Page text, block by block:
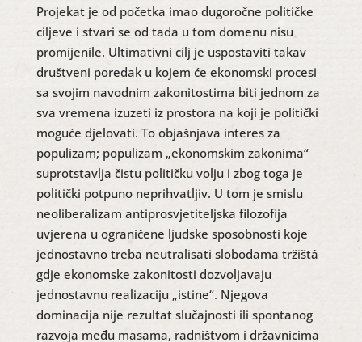
Projekat je od početka imao dugoročne političke
ciljeve i stvari se od tada u tom domenu nisu
promijenile. Ultimativni cilj je uspostaviti takav
društveni poredak u kojem će ekonomski procesi
sa svojim navodnim zakonitostima biti jednom za
sva vremena izuzeti iz prostora na koji je politički
moguće djelovati. To objašnjava interes za
populizam; populizam „ekonomskim zakonima“
suprotstavlja čistu političku volju i zbog toga je
politički potpuno neprihvatljiv. U tom je smislu
neoliberalizam antiprosvjetiteljska filozofija
uvjerena u ograničene ljudske sposobnosti koje
jednostavno treba neutralisati slobodama tržištâ
gdje ekonomske zakonitosti dozvoljavaju
jednostavnu realizaciju „istine“. Njegova
dominacija nije rezultat slučajnosti ili spontanog
razvoja među masama, radništvom i državnicima